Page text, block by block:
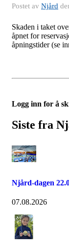
Postet av Njård
Skaden i taket
åpnet for
åpningstider (se
Logg inn for å
Siste fra
Njård-dagen
07.08.2026